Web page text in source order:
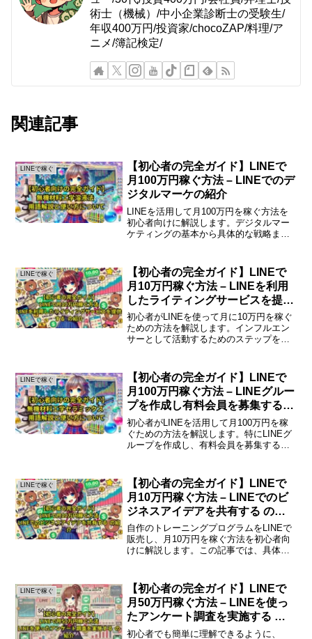
術士（機械）/中小企業診断士の受験生/
年収400万円/投資家/chocoZAP/料理/ア
ニメ/簿記検定/
関連記事
LINEで稼ぐ
【初心者の完全ガイド】LINEで
月100万円稼ぐ方法 – LINEでのデ
ジタルマーケの紹介
LINEを活用して月100万円を稼ぐ方法を
初心者向けに解説します。デジタルマー
ケティングの基本から具体的な戦略ま
LINEは日本国内で非常に多くのユーザー
を抱える...
LINEで稼ぐ
【初心者の完全ガイド】LINEで
月10万円稼ぐ方法 – LINEを利用
したライティングサービスを提供
する の紹介
初心者がLINEを使って月に10万円を稼ぐ
ための方法を解説します。インフルエン
サーとして活動するためのステップをわ
動を始めるインフルエンサーとして活動
することは、...
LINEで稼ぐ
【初心者の完全ガイド】LINEで
月100万円稼ぐ方法 – LINEグルー
プを作成し有料会員を募集する
の紹介
初心者がLINEを活用して月100万円を稼
ぐための方法を解説します。特にLINEグ
ループを作成し、有料会員を募集する手
を使って収益を上げるためには、効果的
なグル...
LINEで稼ぐ
【初心者の完全ガイド】LINEで
月10万円稼ぐ方法 – LINEでのビ
ジネスアイデアを共有する の紹
介
自作のトレーニングプログラムをLINEで
販売し、月10万円を稼ぐ方法を初心者向
けに解説します。この記事では、具体的
売する方法トレーニングプログラムを販
売することは、特に...
LINEで稼ぐ
【初心者の完全ガイド】LINEで
月50万円稼ぐ方法 – LINEを使っ
たアンケート調査を実施する の
紹介
初心者でも簡単に理解できるように、